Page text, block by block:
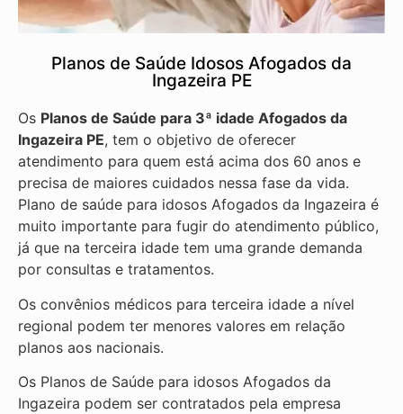
Planos de Saúde Idosos Afogados da
Ingazeira PE
Os Planos de Saúde para 3ª idade Afogados da
Ingazeira PE, tem o objetivo de oferecer
atendimento para quem está acima dos 60 anos e
precisa de maiores cuidados nessa fase da vida.
Plano de saúde para idosos Afogados da Ingazeira é
muito importante para fugir do atendimento público,
já que na terceira idade tem uma grande demanda
por consultas e tratamentos.
Os convênios médicos para terceira idade a nível
regional podem ter menores valores em relação
planos aos nacionais.
Os Planos de Saúde para idosos Afogados da
Ingazeira podem ser contratados pela empresa